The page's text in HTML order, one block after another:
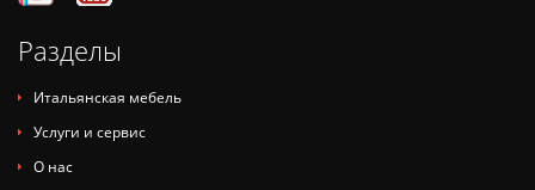
Разделы
Итальянская мебель
Услуги и сервис
О нас